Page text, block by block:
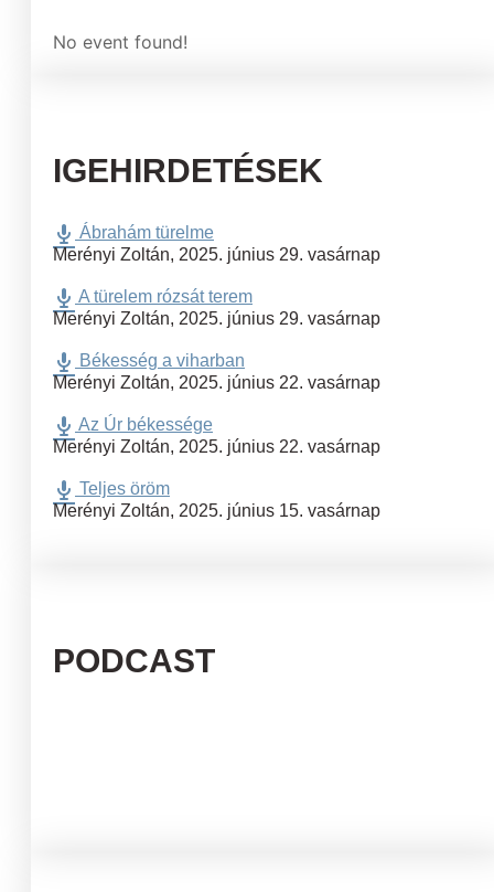
No event found!
IGEHIRDETÉSEK
Ábrahám türelme
Merényi Zoltán, 2025. június 29. vasárnap
A türelem rózsát terem
Merényi Zoltán, 2025. június 29. vasárnap
Békesség a viharban
Merényi Zoltán, 2025. június 22. vasárnap
Az Úr békessége
Merényi Zoltán, 2025. június 22. vasárnap
Teljes öröm
Merényi Zoltán, 2025. június 15. vasárnap
PODCAST